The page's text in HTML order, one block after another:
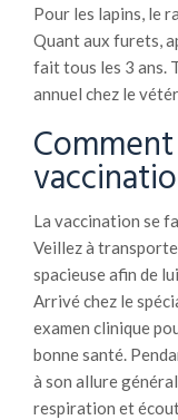
Pour les lapins, le
Quant aux furets,
fait tous les 3 ans.
annuel chez le
La vaccination se
Veillez à
spacieuse afin de
Arrivé chez le
examen clinique
bonne santé.
à son allure
respiration et